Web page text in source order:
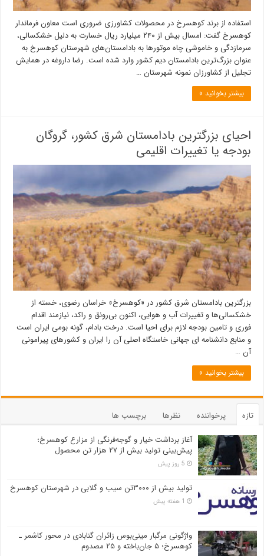
استفاده از برند کوهسرخ در محصولات کشاورزی ضروری است معاون فرماندار
کوهسرخ گفت: امسال بیش از ۲۴۰ میلیارد ریال خسارت به دلیل خشکسالی،
سرمازدگی و خاموشی چاه موتورها به بادامستان‌های شهرستان کوهسرخ به
عنوان بزرگ‌ترین بادامستان دیم کشور وارد شده است. رضا داروغه در همایش
تجلیل از کشاورزان نمونه شهرستان …
بیشتر بخوانید »
احیای بزرگترین بادامستان شرق کشور، گروگان
بودجه یا تغییرات اقلیمی
بزرگترین بادامستان شرق کشور در «کوهسرخ» خراسان رضوی، خسته از
خشکسالی‌ها و تغییرات آب و هوایی، اکنون بی‌رونق و راکد، نیازمند اقدام
فوری و تامین بودجه لازم برای احیا است. درخت بادام، گونه بومی ایران است
و منابع دانشنامه ای جهانی خاستگاه اصلی آن را ایران و کشورهای پیرامونی
آن …
بیشتر بخوانید »
تازه پرخواننده نظرها
برچسب ها
آغاز برداشت خیار و گوجه‌فرنگی از مزارع کوهسرخ؛
پیش‌بینی تولید بیش از ۲۷ هزار تن محصول
5 روز پیش
تولید بیش از ۳۰۰۰تن سیب و گلابی در شهرستان کوهسرخ
1 هفته پیش
واژگونی مرگبار مینی‌بوس زائران گنابادی در محور کاشمر ـ
کوهسرخ؛ ۵ جان‌باخته و ۲۵ مصدوم